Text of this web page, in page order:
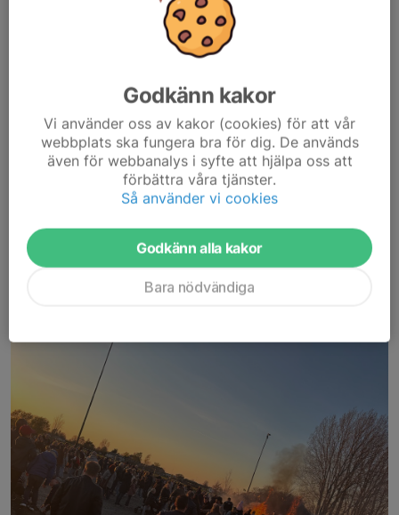
Idag spelade vi Åhuscupen tillsammans med 3 tuffa killar från
2017 laget. Stort tack för att ni ville vara med. Vi började bra
med en vinst (WO), då laget vi skulle möta inte kom. Snabbt
roddade kansliet om så vi fick en...
Stort stort tack för en fantastisk
Godkänn kakor
Vi använder oss av kakor (cookies) för att vår
webbplats ska fungera bra för dig. De används
även för webbanalys i syfte att hjälpa oss att
förbättra våra tjänster.
Så använder vi cookies
Godkänn alla kakor
Bara nödvändiga